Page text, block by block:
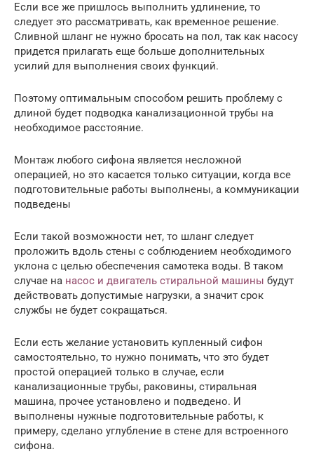
Если все же пришлось выполнить удлинение, то
следует это рассматривать, как временное решение.
Сливной шланг не нужно бросать на пол, так как насосу
придется прилагать еще больше дополнительных
усилий для выполнения своих функций.
Поэтому оптимальным способом решить проблему с
длиной будет подводка канализационной трубы на
необходимое расстояние.
Монтаж любого сифона является несложной
операцией, но это касается только ситуации, когда все
подготовительные работы выполнены, а коммуникации
подведены
Если такой возможности нет, то шланг следует
проложить вдоль стены с соблюдением необходимого
уклона с целью обеспечения самотека воды. В таком
случае на насос и двигатель стиральной машины будут
действовать допустимые нагрузки, а значит срок
службы не будет сокращаться.
Если есть желание установить купленный сифон
самостоятельно, то нужно понимать, что это будет
простой операцией только в случае, если
канализационные трубы, раковины, стиральная
машина, прочее установлено и подведено. И
выполнены нужные подготовительные работы, к
примеру, сделано углубление в стене для встроенного
сифона.